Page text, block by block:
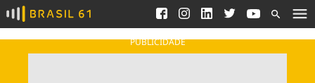
Ver todas as notícias
Podcasts
Saneamento
Indicadores
PUBLICIDADE